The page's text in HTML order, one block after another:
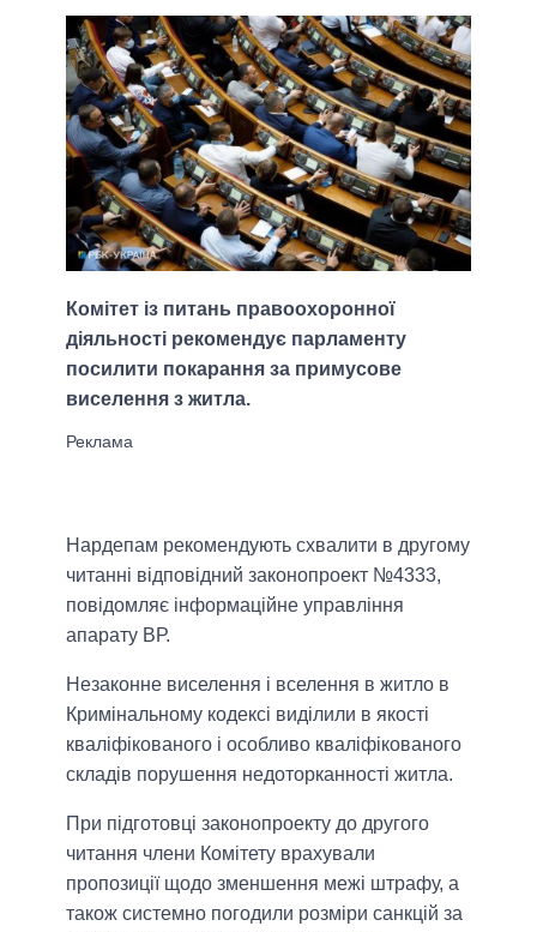
Комітет із питань правоохоронної
діяльності рекомендує парламенту
посилити покарання за примусове
виселення з житла.
Нардепам рекомендують схвалити в другому
читанні відповідний законопроект №4333,
повідомляє інформаційне управління
апарату ВР.
Незаконне виселення і вселення в житло в
Кримінальному кодексі виділили в якості
кваліфікованого і особливо кваліфікованого
складів порушення недоторканності житла.
При підготовці законопроекту до другого
читання члени Комітету врахували
пропозиції щодо зменшення межі штрафу, а
також системно погодили розміри санкцій за